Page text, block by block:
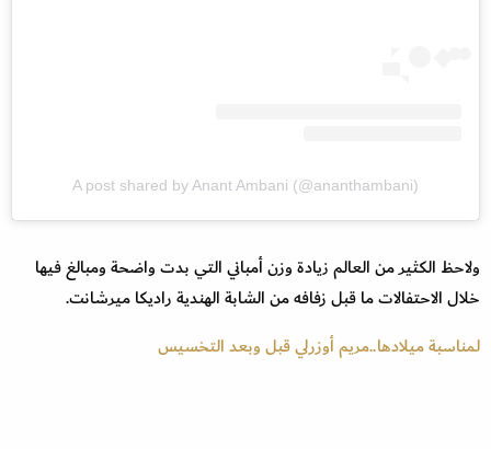
A post shared by Anant Ambani (@ananthambani)
ولاحظ الكثير من العالم زيادة وزن أمباني التي بدت واضحة ومبالغ فيها
خلال الاحتفالات ما قبل زفافه من الشابة الهندية راديكا ميرشانت.
لمناسبة ميلادها..مريم أوزرلي قبل وبعد التخسيس